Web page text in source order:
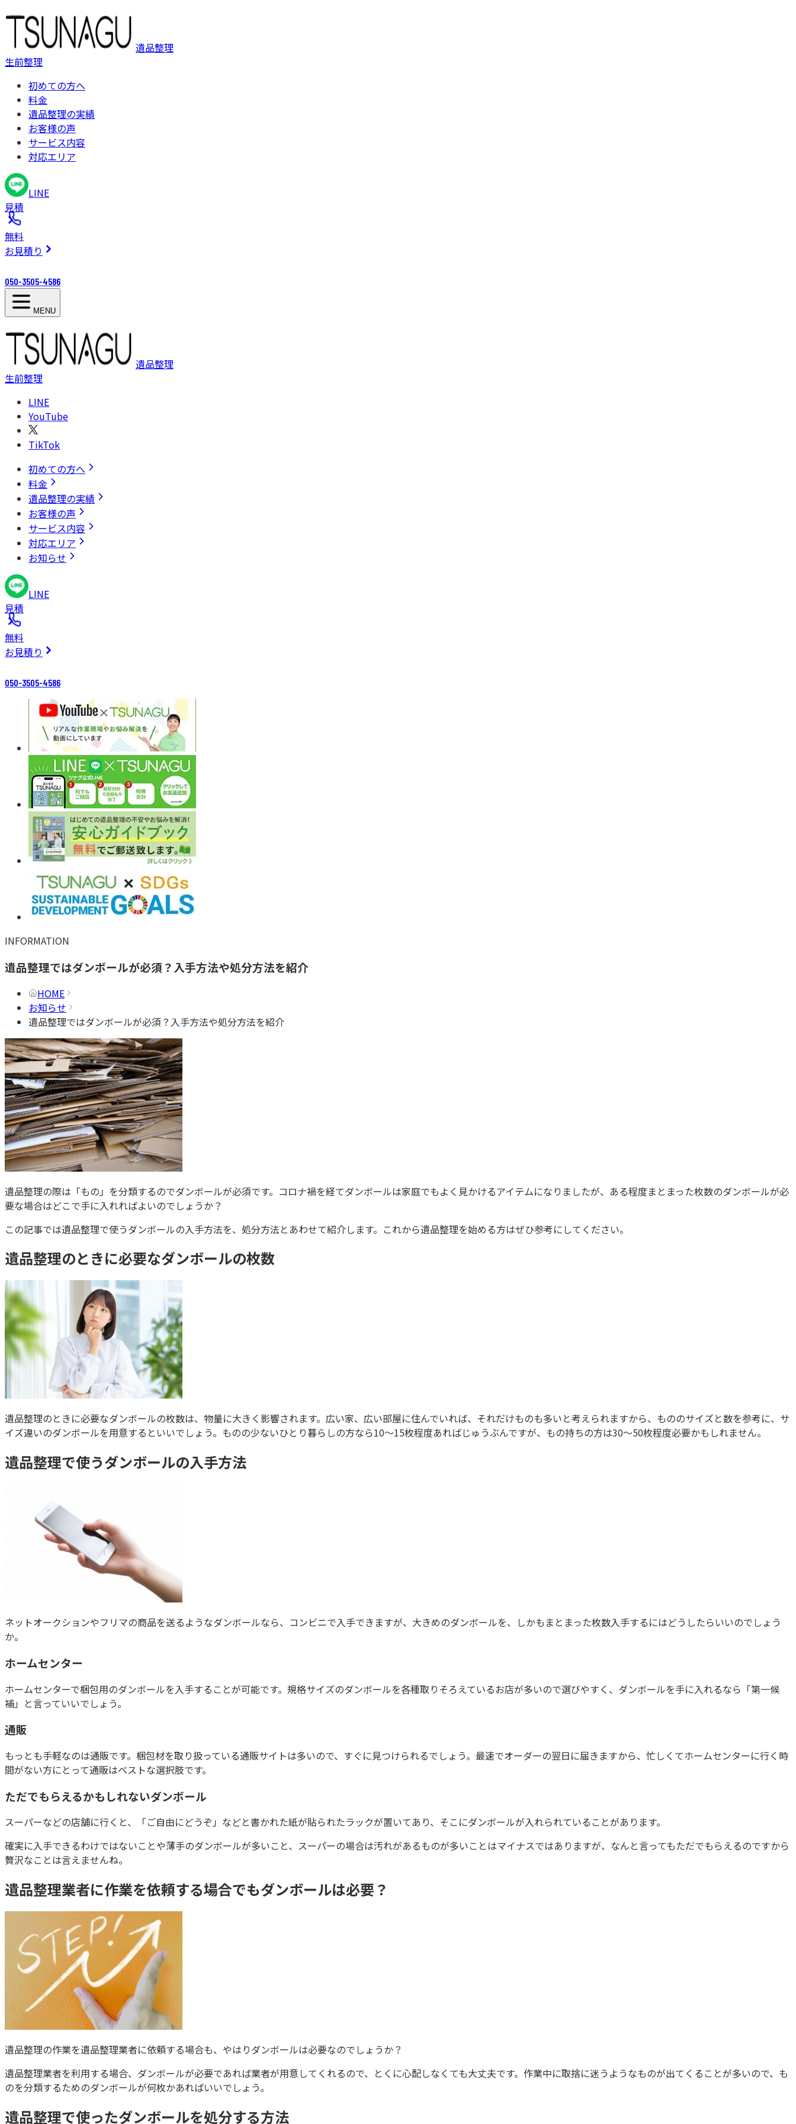
遺品整理
生前整理
初めての方へ
料金
遺品整理の実績
お客様の声
サービス内容
対応エリア
LINE
見積
無料
お見積り
050-3505-4586
MENU
遺品整理
生前整理
LINE
YouTube
TikTok
初めての方へ
料金
遺品整理の実績
お客様の声
サービス内容
対応エリア
お知らせ
LINE
見積
無料
お見積り
050-3505-4586
INFORMATION
遺品整理ではダンボールが必須？入手方法や処分方法を紹介
HOME
お知らせ
遺品整理ではダンボールが必須？入手方法や処分方法を紹介
遺品整理の際は「もの」を分類するのでダンボールが必須です。コロナ禍を経てダンボールは家庭でもよく見かけるアイテムになりましたが、ある程度まとまった枚数のダンボールが必
要な場合はどこで手に入れればよいのでしょうか？
この記事では遺品整理で使うダンボールの入手方法を、処分方法とあわせて紹介します。これから遺品整理を始める方はぜひ参考にしてください。
遺品整理のときに必要なダンボールの枚数
遺品整理のときに必要なダンボールの枚数は、物量に大きく影響されます。広い家、広い部屋に住んでいれば、それだけものも多いと考えられますから、もののサイズと数を参考に、サ
イズ違いのダンボールを用意するといいでしょう。ものの少ないひとり暮らしの方なら10～15枚程度あればじゅうぶんですが、もの持ちの方は30～50枚程度必要かもしれません。
遺品整理で使うダンボールの入手方法
ネットオークションやフリマの商品を送るようなダンボールなら、コンビニで入手できますが、大きめのダンボールを、しかもまとまった枚数入手するにはどうしたらいいのでしょう
か。
ホームセンター
ホームセンターで梱包用のダンボールを入手することが可能です。規格サイズのダンボールを各種取りそろえているお店が多いので選びやすく、ダンボールを手に入れるなら「第一候
補」と言っていいでしょう。
通販
もっとも手軽なのは通販です。梱包材を取り扱っている通販サイトは多いので、すぐに見つけられるでしょう。最速でオーダーの翌日に届きますから、忙しくてホームセンターに行く時
間がない方にとって通販はベストな選択肢です。
ただでもらえるかもしれないダンボール
スーパーなどの店舗に行くと、「ご自由にどうぞ」などと書かれた紙が貼られたラックが置いてあり、そこにダンボールが入れられていることがあります。
確実に入手できるわけではないことや薄手のダンボールが多いこと、スーパーの場合は汚れがあるものが多いことはマイナスではありますが、なんと言ってもただでもらえるのですから
贅沢なことは言えませんね。
遺品整理業者に作業を依頼する場合でもダンボールは必要？
遺品整理の作業を遺品整理業者に依頼する場合も、やはりダンボールは必要なのでしょうか？
遺品整理業者を利用する場合、ダンボールが必要であれば業者が用意してくれるので、とくに心配しなくても大丈夫です。作業中に取捨に迷うようなものが出てくることが多いので、も
のを分類するためのダンボールが何枚かあればいいでしょう。
遺品整理で使ったダンボールを処分する方法